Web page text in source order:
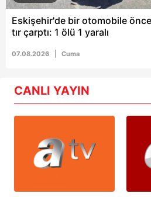
Eskişehir'de bir otomobile
tır çarptı: 1 ölü 1 yaralı
07.08.2026 Cuma
CANLI YAYIN